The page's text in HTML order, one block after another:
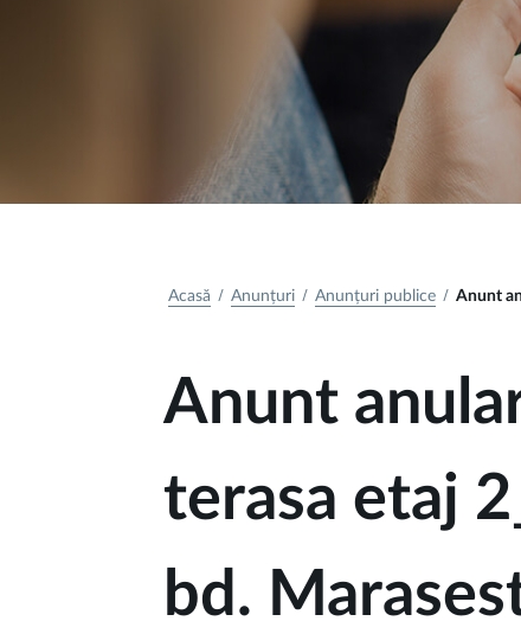
Acasă Anunțuri Anunțuri publice Anunt
Anunt
terasa etaj
bd.